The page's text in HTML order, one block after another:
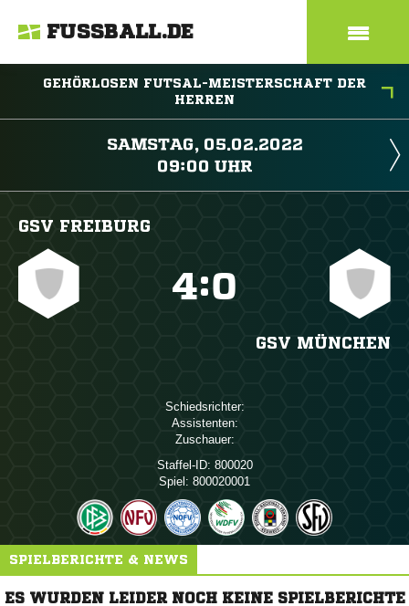
FUSSBALL.DE
GEHÖRLOSEN FUTSAL-MEISTERSCHAFT DER
HERREN
 
 
GSV FREIBURG
:
GSV MÜNCHEN
Schiedsrichter:
Assistenten:
Zuschauer:
Staffel-ID: 800020
Spiel: 800020001
SPIELBERICHTE & NEWS
ES WURDEN LEIDER NOCH KEINE SPIELBERICHTE